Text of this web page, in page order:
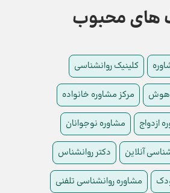
های محبوب
کلینیک روانشناسی
هوش مرکز مشاوره خانواده
ازدواج مشاوره نوجوانان
آنلاین دکتر روانشناس
مشاوره روانشناسی تلفنی